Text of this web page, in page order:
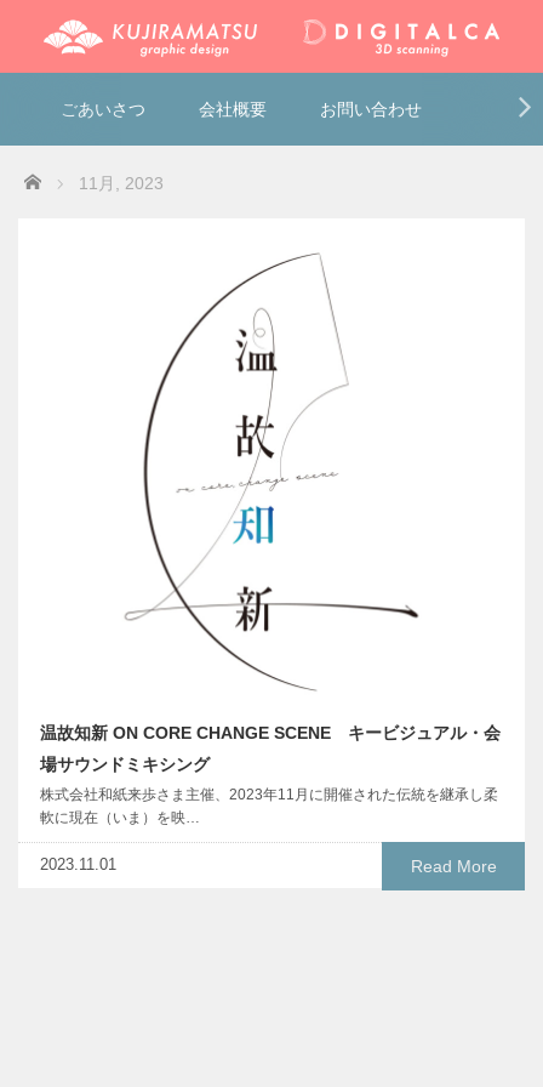
ごあいさつ 会社概要 お問い合わせ
Home 11月, 2023
温故知新 ON CORE CHANGE SCENE キービジュアル・会
場サウンドミキシング
株式会社和紙来歩さま主催、2023年11月に開催された伝統を継承し柔
軟に現在（いま）を映…
Read More
2023.11.01